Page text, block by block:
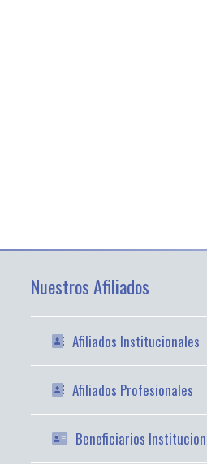
Nuestros Afiliados
Afiliados Institucionales
Afiliados Profesionales
Beneficiarios